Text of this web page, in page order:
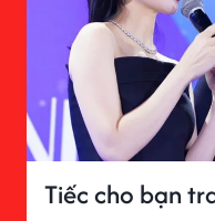
Tiếc cho bạn